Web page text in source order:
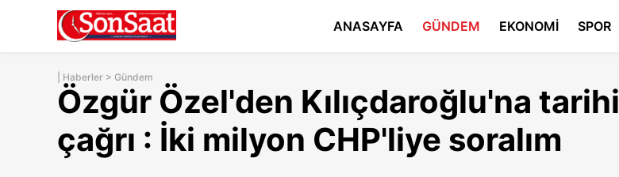
ANASAYFA GÜNDEM EKONOMİ SPOR
Haberler > Gündem
Özgür Özel'den Kılıçdaroğlu'na tarihi
çağrı : İki milyon CHP'liye soralım